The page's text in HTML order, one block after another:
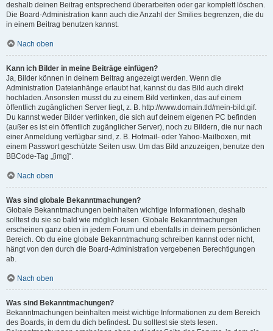
deshalb deinen Beitrag entsprechend überarbeiten oder gar komplett löschen.
Die Board-Administration kann auch die Anzahl der Smilies begrenzen, die du
in einem Beitrag benutzen kannst.
Nach oben
Kann ich Bilder in meine Beiträge einfügen?
Ja, Bilder können in deinem Beitrag angezeigt werden. Wenn die
Administration Dateianhänge erlaubt hat, kannst du das Bild auch direkt
hochladen. Ansonsten musst du zu einem Bild verlinken, das auf einem
öffentlich zugänglichen Server liegt, z. B. http://www.domain.tld/mein-bild.gif.
Du kannst weder Bilder verlinken, die sich auf deinem eigenen PC befinden
(außer es ist ein öffentlich zugänglicher Server), noch zu Bildern, die nur nach
einer Anmeldung verfügbar sind, z. B. Hotmail- oder Yahoo-Mailboxen, mit
einem Passwort geschützte Seiten usw. Um das Bild anzuzeigen, benutze den
BBCode-Tag „[img]“.
Nach oben
Was sind globale Bekanntmachungen?
Globale Bekanntmachungen beinhalten wichtige Informationen, deshalb
solltest du sie so bald wie möglich lesen. Globale Bekanntmachungen
erscheinen ganz oben in jedem Forum und ebenfalls in deinem persönlichen
Bereich. Ob du eine globale Bekanntmachung schreiben kannst oder nicht,
hängt von den durch die Board-Administration vergebenen Berechtigungen
ab.
Nach oben
Was sind Bekanntmachungen?
Bekanntmachungen beinhalten meist wichtige Informationen zu dem Bereich
des Boards, in dem du dich befindest. Du solltest sie stets lesen.